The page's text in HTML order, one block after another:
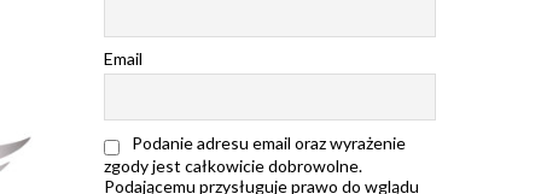
Email
Podanie adresu email oraz wyrażenie
zgody jest całkowicie dobrowolne.
Podającemu przysługuje prawo do wglądu